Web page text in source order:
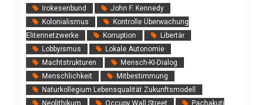
Irokesenbund
John F. Kennedy
Kolonialismus
Kontrolle Überwachung
Elitennetzwerke
Korruption
Libertär
Lobbyismus
Lokale Autonomie
Machtstrukturen
Mensch-KI-Dialog
Menschlichkeit
Mitbestimmung
Naturkollegium Lebensqualität Zukunftsmodell